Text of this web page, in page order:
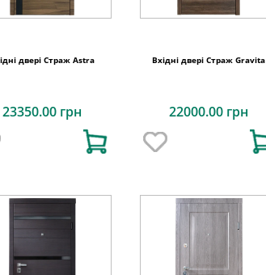
двері Страж Astra
23350.00 грн
Вхідні двері Страж Gravita
22000.00 грн